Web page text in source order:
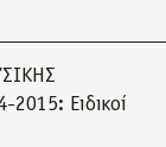
Ειδικοί